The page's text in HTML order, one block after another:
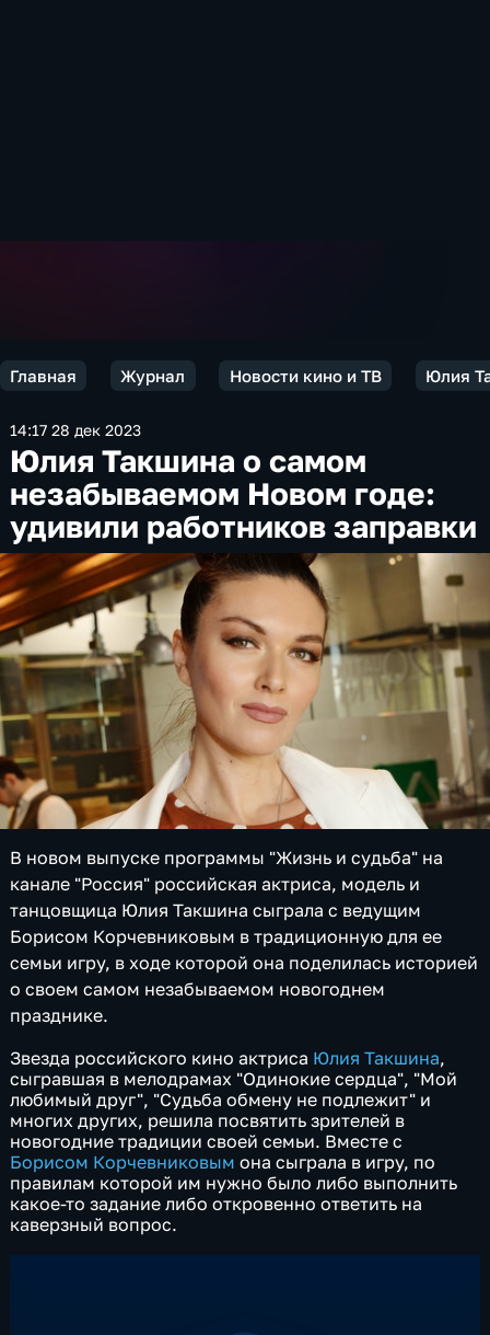
Главная Журнал Новости кино и ТВ Юлия
14:17 28 дек 2023
Юлия Такшина о самом
незабываемом Новом годе:
удивили работников заправки
В новом выпуске программы "Жизнь и судьба" на
канале "Россия" российская актриса, модель и
танцовщица Юлия Такшина сыграла с ведущим
Борисом Корчевниковым в традиционную для ее
семьи игру, в ходе которой она поделилась историей
о своем самом незабываемом новогоднем
празднике.
Звезда российского кино актриса Юлия Такшина,
сыгравшая в мелодрамах "Одинокие сердца", "Мой
любимый друг", "Судьба обмену не подлежит" и
многих других, решила посвятить зрителей в
новогодние традиции своей семьи. Вместе с
Борисом Корчевниковым она сыграла в игру, по
правилам которой им нужно было либо выполнить
какое-то задание либо откровенно ответить на
каверзный вопрос.